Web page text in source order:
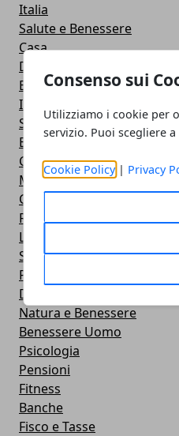
Consenso sui
Utilizziamo i cookie per
servizio. Puoi scegliere
Cookie Policy | Privacy
Italia
Salute e Benessere
Casa
Donna
Eventi
Investimenti
Scienza e tecnologia
Economia e Finanza
Cucina
Motori
Calcio
Risparmio
Lavoro e Concorsi
Sport
Prima Pagina
Dieta e Alimentazione
Natura e Benessere
Benessere Uomo
Psicologia
Pensioni
Fitness
Banche
Fisco e Tasse